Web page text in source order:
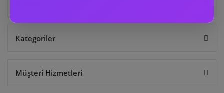
Kategoriler
Müşteri Hizmetleri